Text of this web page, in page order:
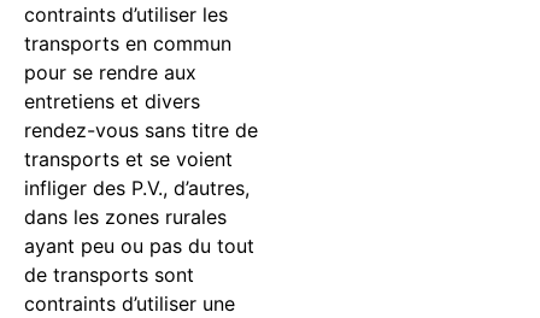
contraints d’utiliser les
transports en commun
pour se rendre aux
entretiens et divers
rendez-vous sans titre de
transports et se voient
infliger des P.V., d’autres,
dans les zones rurales
ayant peu ou pas du tout
de transports sont
contraints d’utiliser une